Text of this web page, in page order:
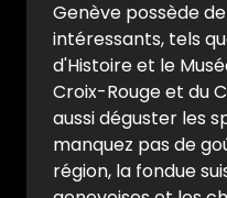
Genève possède
intéressants, tels
d'Histoire et le
Croix-Rouge et du
aussi déguster les
manquez pas de
région, la fondue